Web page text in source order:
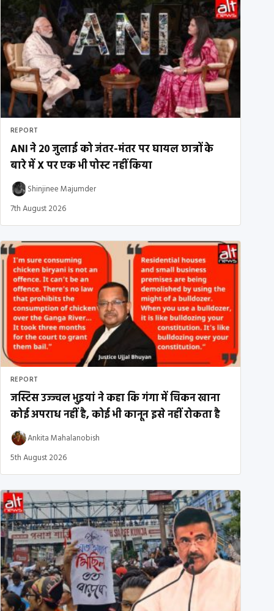
REPORT
ANI ने 20 जुलाई को जंतर-मंतर पर घायल छात्रों के
बारे में X पर एक भी पोस्ट नहीं किया
Shinjinee Majumder
7th August 2026
REPORT
जस्टिस उज्ज्वल भुइयां ने कहा कि गंगा में चिकन खाना
कोई अपराध नहीं है, कोई भी कानून इसे नहीं रोकता है
Ankita Mahalanobish
5th August 2026